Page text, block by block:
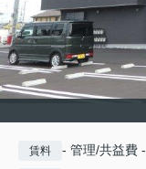
賃料 - 管理/共益費 -